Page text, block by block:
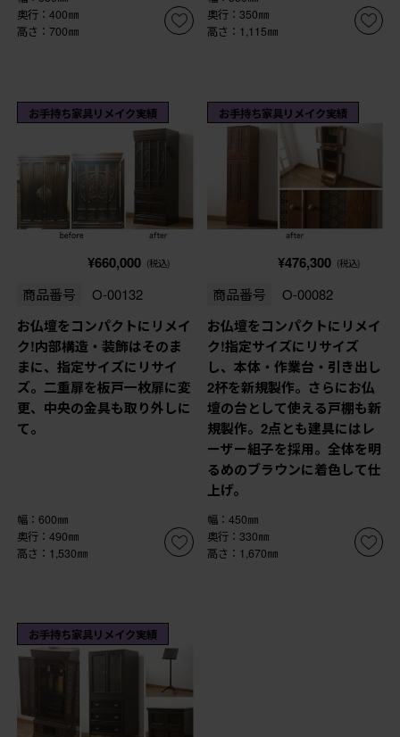
奥行：400㎜
高さ：700㎜
奥行：350㎜
高さ：1,115㎜
お手持ち家具リメイク実績
¥660,000 (税込)
商品番号 O-00132
お仏壇をコンパクトにリメイ
ク!内部構造・装飾はそのま
まに、指定サイズにリサイ
ズ。二重扉を板戸一枚扉に変
更、中央の金具も取り外しに
て。
幅：600㎜
奥行：490㎜
高さ：1,530㎜
お手持ち家具リメイク実績
¥476,300 (税込)
商品番号 O-00082
お仏壇をコンパクトにリメイ
ク!指定サイズにリサイズ
し、本体・作業台・引き出し
2杯を新規製作。さらにお仏
壇の台として使える戸棚も新
規製作。2点とも建具にはレ
ーザー組子を採用。全体を明
るめのブラウンに着色して仕
上げ。
幅：450㎜
奥行：330㎜
高さ：1,670㎜
お手持ち家具リメイク実績